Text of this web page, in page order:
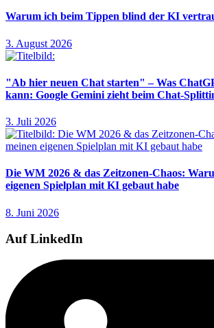
Warum ich beim Tippen blind der KI
3. August 2026
"Ab hier neuen Chat starten" – Was
kann: Google Gemini zieht beim Chat-
3. Juli 2026
Die WM 2026 & das Zeitzonen-Chaos:
eigenen Spielplan mit KI gebaut habe
8. Juni 2026
Auf LinkedIn